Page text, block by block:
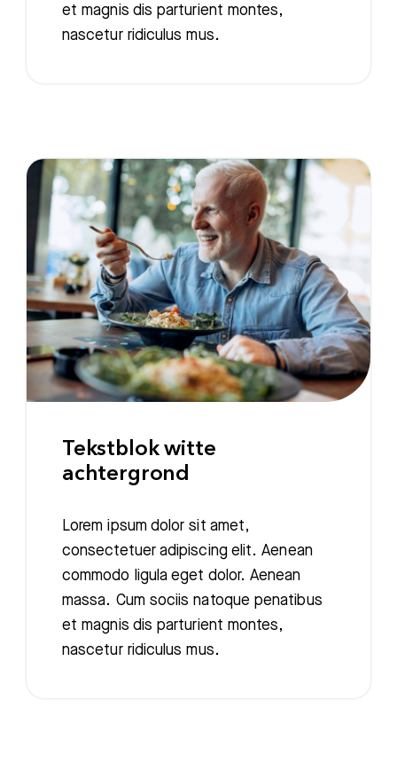
et magnis dis parturient montes,
nascetur ridiculus mus.
Tekstblok witte
achtergrond
Lorem ipsum dolor sit amet,
consectetuer adipiscing elit. Aenean
commodo ligula eget dolor. Aenean
massa. Cum sociis natoque penatibus
et magnis dis parturient montes,
nascetur ridiculus mus.